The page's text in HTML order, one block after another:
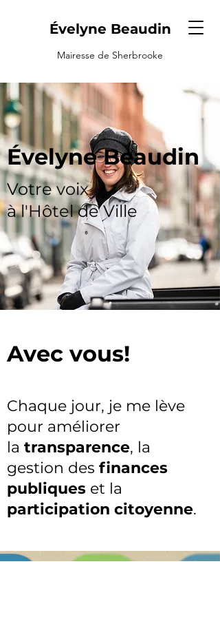
Évelyne Beaudin
Mairesse de Sherbrooke
Évelyne Beaudin
Votre voix
à l'Hôtel de Ville
Avec vous!
Chaque jour, je me lève
pour améliorer
la transparence, la
gestion des finances
publiques et la
participation citoyenne.